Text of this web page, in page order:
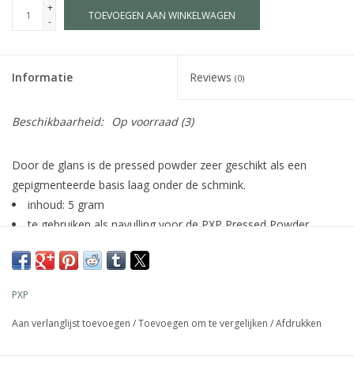
+
-
TOEVOEGEN AAN WINKELWAGEN
Informatie Reviews (0)
Beschikbaarheid: Op voorraad(3)
Door de glans is de pressed powder zeer geschikt als een
gepigmenteerde basis laag onder de schmink.
inhoud: 5 gram
te gebruiken als navulling voor de PXP Pressed Powder
aanbrengen over een cake make-up of een lichte kleur
aanbrengen met een lange kabuki borstel of lollypop
PXP
Aan verlanglijst toevoegen /Toevoegen om te vergelijken /Afdrukken